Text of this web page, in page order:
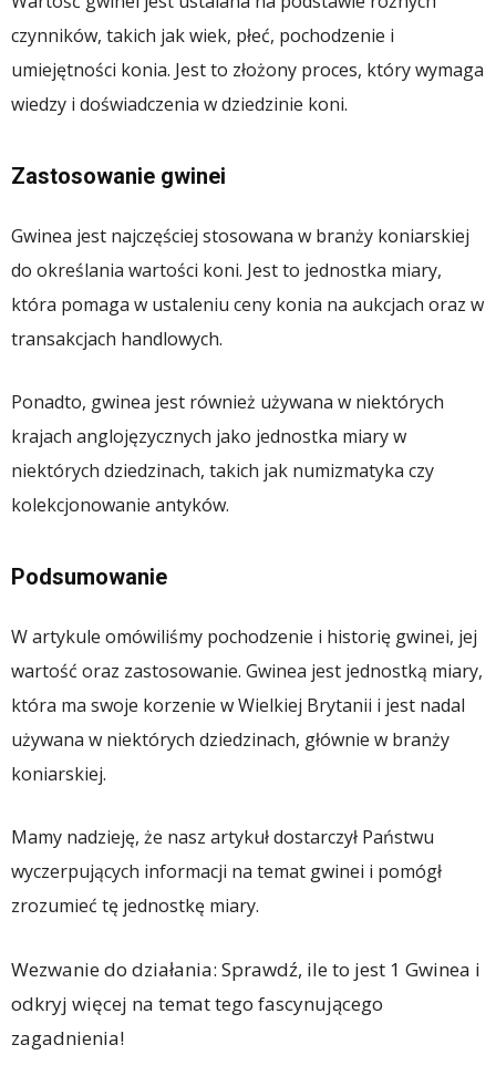
czynników, takich jak wiek, płeć, pochodzenie i
umiejętności konia. Jest to złożony proces, który wymaga
wiedzy i doświadczenia w dziedzinie koni.
Zastosowanie gwinei
Gwinea jest najczęściej stosowana w branży koniarskiej
do określania wartości koni. Jest to jednostka miary,
która pomaga w ustaleniu ceny konia na aukcjach oraz w
transakcjach handlowych.
Ponadto, gwinea jest również używana w niektórych
krajach anglojęzycznych jako jednostka miary w
niektórych dziedzinach, takich jak numizmatyka czy
kolekcjonowanie antyków.
Podsumowanie
W artykule omówiliśmy pochodzenie i historię gwinei, jej
wartość oraz zastosowanie. Gwinea jest jednostką miary,
która ma swoje korzenie w Wielkiej Brytanii i jest nadal
używana w niektórych dziedzinach, głównie w branży
koniarskiej.
Mamy nadzieję, że nasz artykuł dostarczył Państwu
wyczerpujących informacji na temat gwinei i pomógł
zrozumieć tę jednostkę miary.
Wezwanie do działania: Sprawdź, ile to jest 1 Gwinea i
odkryj więcej na temat tego fascynującego
zagadnienia!